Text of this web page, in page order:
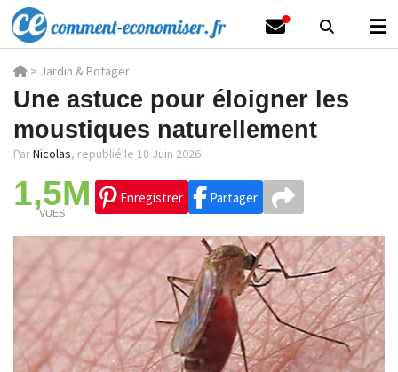
> Jardin & Potager
Une astuce pour éloigner les
moustiques naturellement
ParNicolas, republié le 18 Juin 2026
1,5M
VUES
Enregistrer Partager